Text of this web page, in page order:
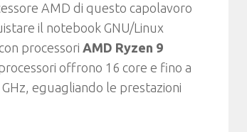
AMD di questo capolavoro
il notebook GNU/Linux
processori AMD Ryzen 9
offrono 16 core e fino a
eguagliando le prestazioni